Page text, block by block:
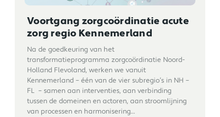
Voortgang zorgcoördinatie acute
zorg regio Kennemerland
Na de goedkeuring van het
transformatieprogramma zorgcoördinatie Noord-
Holland Flevoland, werken we vanuit
Kennemerland – één van de vier subregio’s in NH –
FL – samen aan interventies, aan verbinding
tussen de domeinen en actoren, aan stroomlijning
van processen en harmonisering...